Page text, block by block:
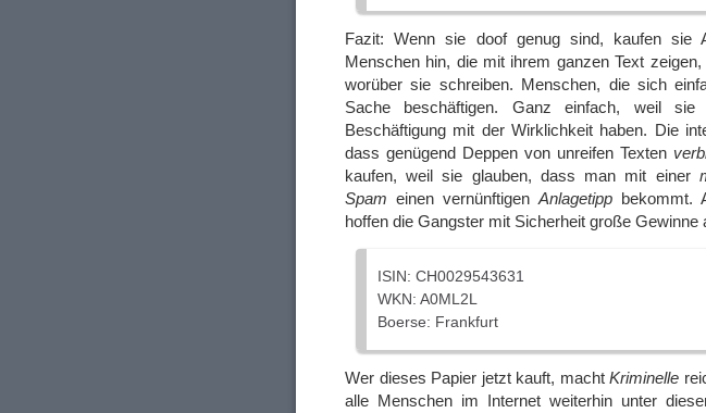
Fazit: Wenn sie doof genug sind, kaufen sie
Menschen hin, die mit ihrem ganzen Text
worüber sie schreiben. Menschen, die sich
Sache beschäftigen. Ganz einfach, weil
Beschäftigung mit der Wirklichkeit haben. Die
dass genügend Deppen von unreifen Texten
kaufen, weil sie glauben, dass man mit einer
Spam einen vernünftigen Anlagetipp bekommt.
hoffen die Gangster mit Sicherheit große Gewinne
ISIN: CH0029543631
WKN: A0ML2L
Boerse: Frankfurt
Wer dieses Papier jetzt kauft, machtKriminelle
alle Menschen im Internet weiterhin unter